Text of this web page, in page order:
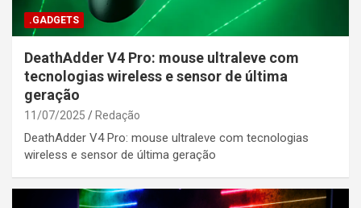
.GADGETS
DeathAdder V4 Pro: mouse ultraleve com
tecnologias wireless e sensor de última
geração
11/07/2025 Redação
DeathAdder V4 Pro: mouse ultraleve com tecnologias
wireless e sensor de última geração